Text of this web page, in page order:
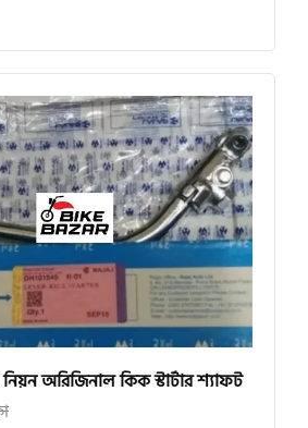
অরিজিনাল কিক স্টার্টার শ্যাফট